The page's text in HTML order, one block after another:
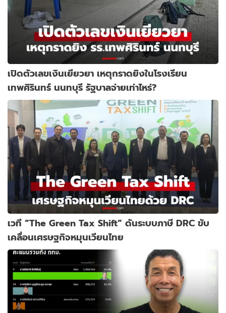
เปิดตัวเลขเงินเยียวยา เหตุกราดยิงในโรงเรียน
เทพศิรินทร์ นนทบุรี รัฐบาลจ่ายเท่าไหร่?
เวที “The Green Tax Shift” ดันระบบภาษี DRC ขับ
เคลื่อนเศรษฐกิจหมุนเวียนไทย